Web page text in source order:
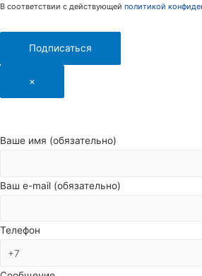
В соответствии с действующей политикой
Подписаться
×
Ваше имя (обязательно)
Ваш e-mail (обязательно)
Телефон